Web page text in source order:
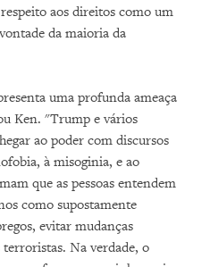
aos direitos como um
da maioria da
uma profunda ameaça
Ken. "Trump e vários
ao poder com discursos
à misoginia, e ao
que as pessoas entendem
como supostamente
evitar mudanças
Na verdade, o